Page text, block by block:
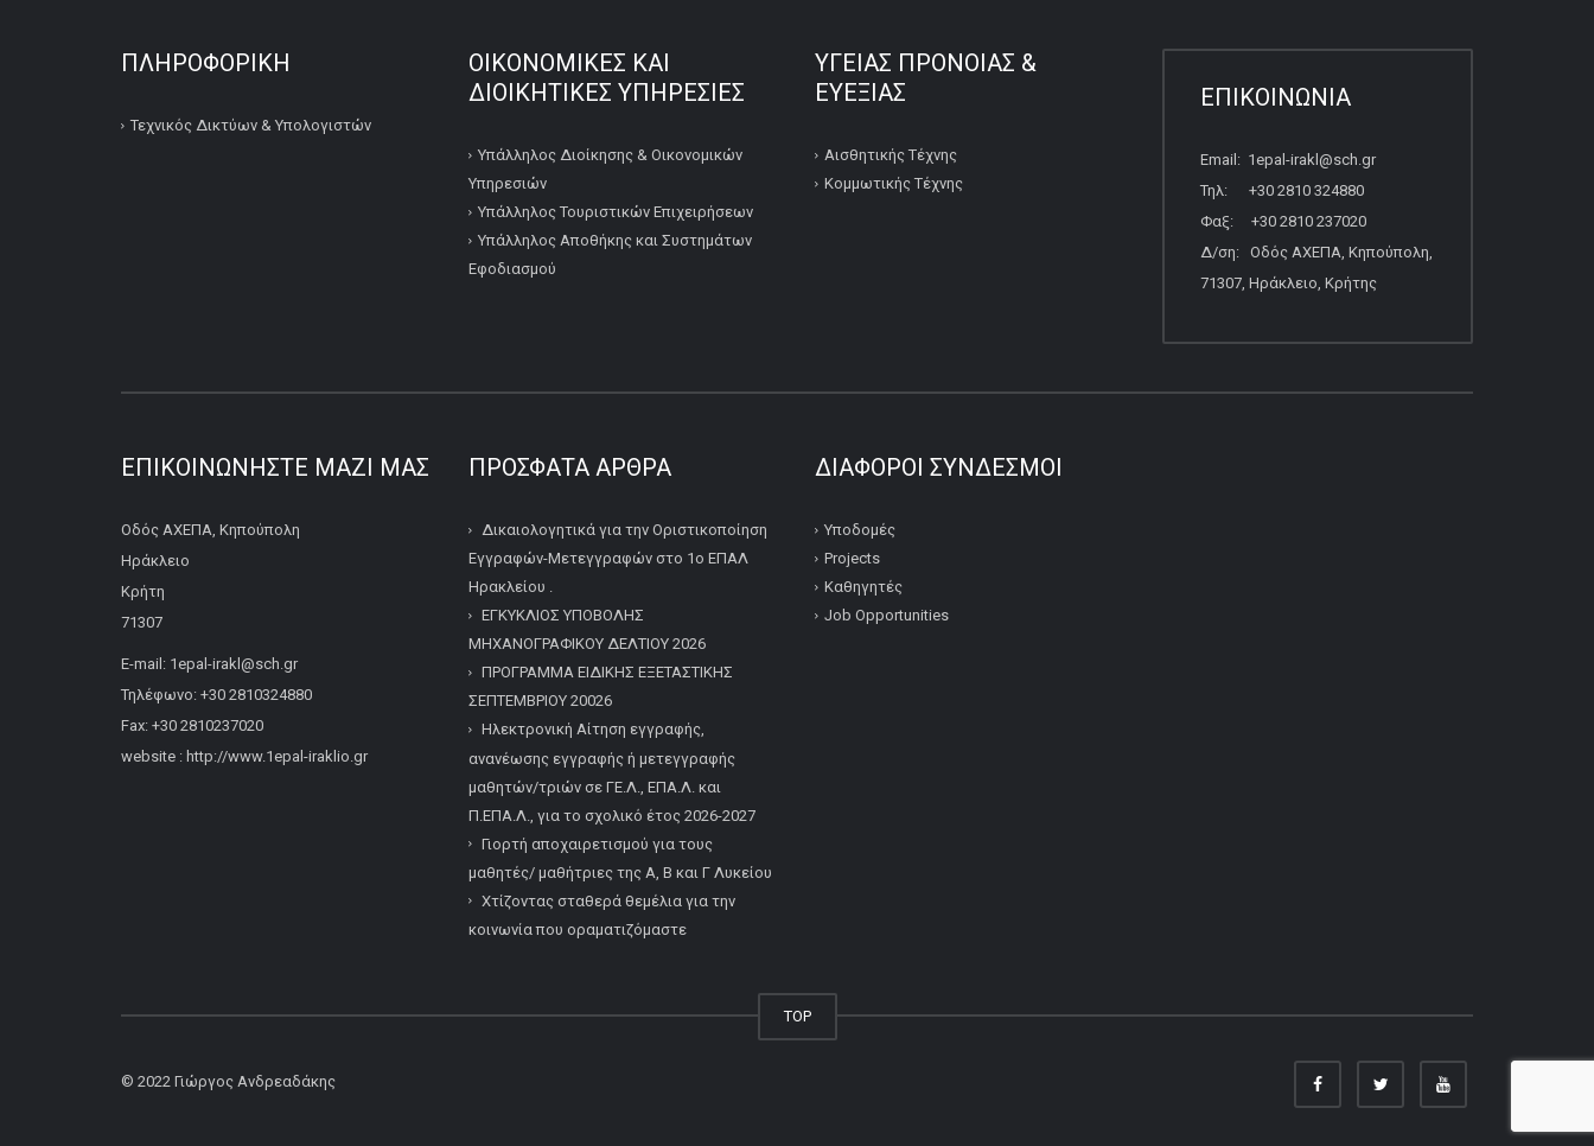
ΠΛΗΡΟΦΟΡΙΚΉ
Τεχνικός Δικτύων & Υπολογιστών
ΟΙΚΟΝΟΜΙΚΕΣ ΚΑΙ
ΔΙΟΙΚΗΤΙΚΕΣ ΥΠΗΡΕΣΙΕΣ
Υπάλληλος Διοίκησης & Οικονομικών
Υπηρεσιών
Υπάλληλος Τουριστικών Επιχειρήσεων
Υπάλληλος Αποθήκης και Συστημάτων
Εφοδιασμού
ΥΓΕΙΑΣ ΠΡΟΝΟΙΑΣ &
ΕΥΕΞΙΑΣ
Αισθητικής Τέχνης
Κομμωτικής Τέχνης
ΕΠΙΚΟΙΝΩΝΙΑ
Email: 1epal-irakl@sch.gr
Τηλ: +30 2810 324880
Φαξ: +30 2810 237020
Δ/ση: Οδός ΑΧΕΠΑ, Κηπούπολη,
71307, Ηράκλειο, Κρήτης
ΕΠΙΚΟΙΝΩΝΉΣΤΕ ΜΑΖΊ ΜΑΣ
Οδός ΑΧΕΠΑ, Κηπούπολη
Ηράκλειο
Κρήτη
71307
E-mail: 1epal-irakl@sch.gr
Τηλέφωνο: +30 2810324880
Fax: +30 2810237020
website : http://www.1epal-iraklio.gr
ΠΡΌΣΦΑΤΑ ΆΡΘΡΑ
Δικαιολογητικά για την Οριστικοποίηση
Εγγραφών-Μετεγγραφών στο 1ο ΕΠΑΛ
Ηρακλείου .
ΕΓΚΥΚΛΙΟΣ ΥΠΟΒΟΛΗΣ
ΜΗΧΑΝΟΓΡΑΦΙΚΟΥ ΔΕΛΤΙΟΥ 2026
ΠΡΟΓΡΑΜΜΑ ΕΙΔΙΚΗΣ ΕΞΕΤΑΣΤΙΚΗΣ
ΣΕΠΤΕΜΒΡΙΟΥ 20026
Ηλεκτρονική Αίτηση εγγραφής,
ανανέωσης εγγραφής ή μετεγγραφής
μαθητών/τριών σε ΓΕ.Λ., ΕΠΑ.Λ. και
Π.ΕΠΑ.Λ., για το σχολικό έτος 2026-2027
Γιορτή αποχαιρετισμού για τους
μαθητές/ μαθήτριες της Α, Β και Γ Λυκείου
Χτίζοντας σταθερά θεμέλια για την
κοινωνία που οραματιζόμαστε
ΔΙΆΦΟΡΟΙ ΣΎΝΔΕΣΜΟΙ
Υποδομές
Projects
Καθηγητές
Job Opportunities
TOP
© 2022 Γιώργος Ανδρεαδάκης